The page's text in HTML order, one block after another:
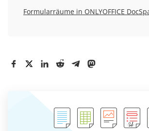
Formularräume in ONLYOFFICE